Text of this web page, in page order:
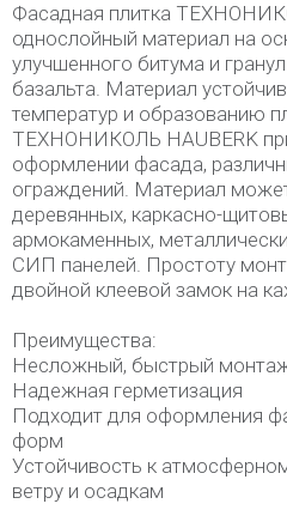
Фасадная плитка
однослойный материал на
улучшенного битума и
базальта. Материал
температур и образованию
ТЕХНОНИКОЛЬ HAUBERK
оформлении фасада,
ограждений. Материал
деревянных, каркасно-
армокаменных,
СИП панелей. Простоту
двойной клеевой замок на
Преимущества:
Несложный, быстрый
Надежная герметизация
Подходит для оформления
форм
Устойчивость к
ветру и осадкам